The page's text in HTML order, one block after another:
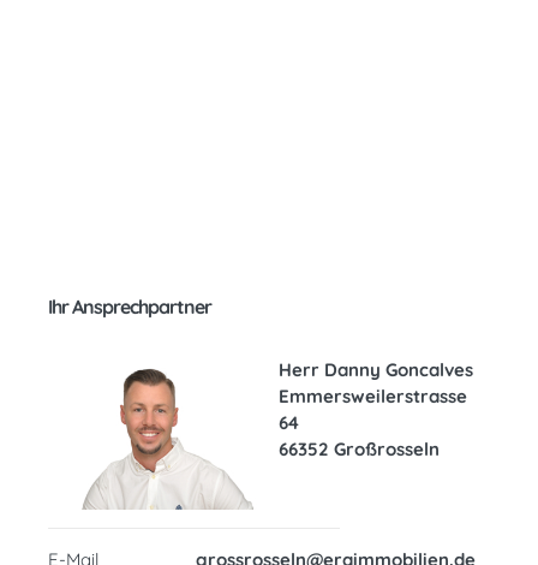
Ihr Ansprechpartner
Herr Danny Goncalves
Emmersweilerstrasse
64
66352 Großrosseln
E-Mail
grossrosseln@eraimmobilien.de